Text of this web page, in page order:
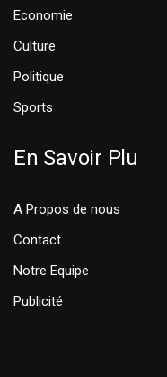
Economie
Culture
Politique
Sports
En Savoir Plu
A Propos de nous
Contact
Notre Equipe
Publicité